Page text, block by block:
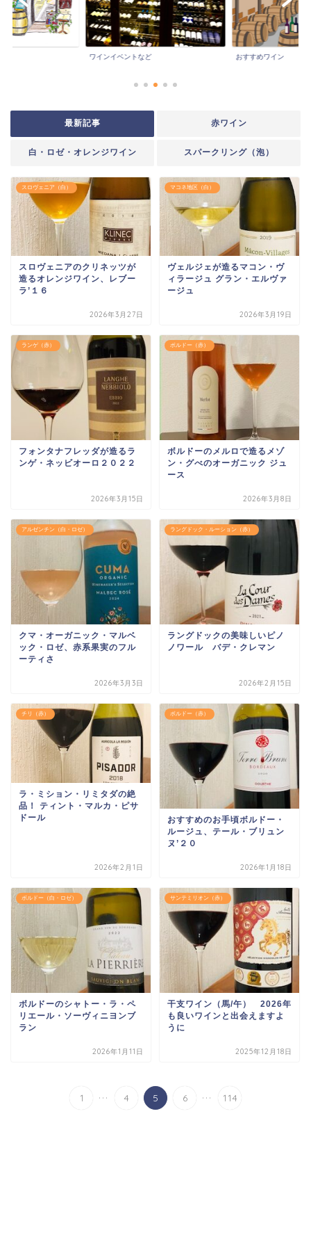
ワインイベントなど おすすめワイン
最新記事 赤ワイン
白・ロゼ・オレンジワイン スパークリング（泡）
スロヴェニア（白）
スロヴェニアのクリネッツが
造るオレンジワイン、レブー
ラ’１６
2026年3月27日
マコネ地区（白）
ヴェルジェが造るマコン・ヴ
ィラージュ グラン・エルヴァ
ージュ
2026年3月19日
ランゲ（赤）
フォンタナフレッダが造るラ
ンゲ・ネッビオーロ２０２２
2026年3月15日
ボルドー（赤）
ボルドーのメルロで造るメゾ
ン・グべのオーガニック ジュ
ース
2026年3月8日
アルゼンチン（白・ロゼ）
クマ・オーガニック・マルベ
ック・ロゼ、赤系果実のフル
ーティさ
2026年3月3日
ラングドック・ルーション（赤）
ラングドックの美味しいピノ
ノワール バデ・クレマン
2026年2月15日
チリ（赤）
ラ・ミション・リミタダの絶
品！ ティント・マルカ・ピサ
ドール
2026年2月1日
ボルドー（赤）
おすすめのお手頃ボルドー・
ルージュ、テール・ブリュン
ヌ’２０
2026年1月18日
ボルドー（白・ロゼ）
ボルドーのシャトー・ラ・ペ
リエール・ソーヴィニヨンブ
ラン
2026年1月11日
サンテミリオン（赤）
干支ワイン（馬/午） 2026年
も良いワインと出会えますよ
うに
2025年12月18日
1 ... 4 5 6 ... 114